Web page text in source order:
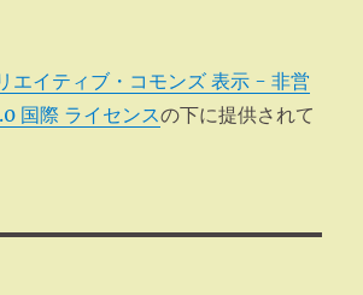
エイティブ・コモンズ 表示 - 非営
国際 ライセンスの下に提供されて